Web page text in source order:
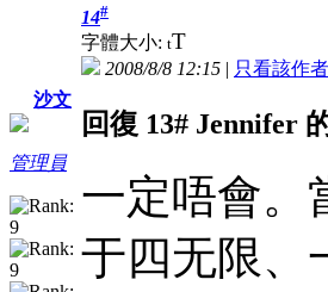
沙文
管理員
14#
字體大小: tT
2008/8/8 12:15 | 只看該作者
回復 13# Jennifer
一定唔會。
于四无限、